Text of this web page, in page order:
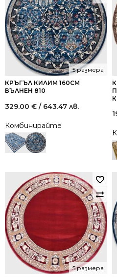
КРЪГЪЛ КИЛИМ 160СМ
ВЪЛНЕН 810
5 размера
329.00 € / 643.47 лв.
Комбинирайте
5 размера